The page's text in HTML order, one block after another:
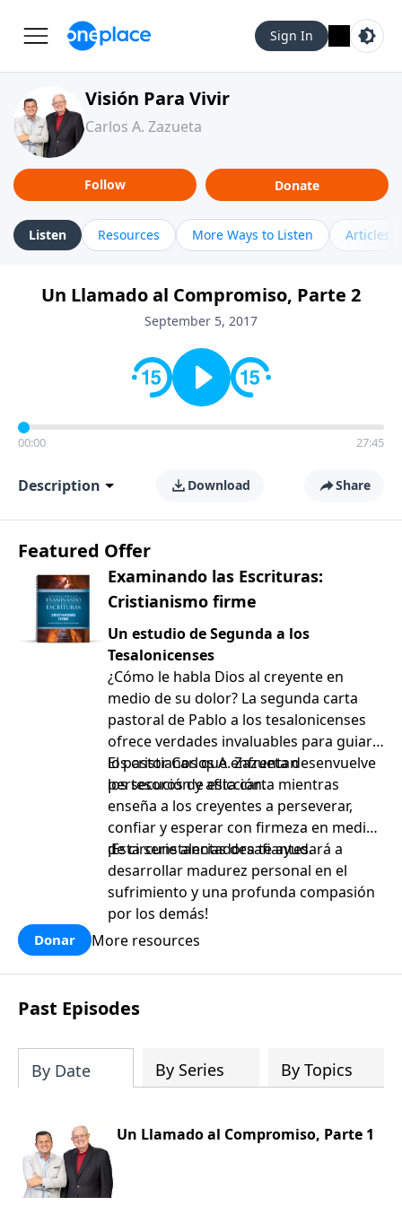
Sign In
Visión Para Vivir
Carlos A. Zazueta
Follow Donate
Listen Resources More Ways to Listen Articles
Un Llamado al Compromiso, Parte 2
September 5, 2017
00:00 27:45
Description Download Share
Featured Offer
Examinando las Escrituras:
Cristianismo firme
Un estudio de Segunda a los
Tesalonicenses
¿Cómo le habla Dios al creyente en
medio de su dolor? La segunda carta
pastoral de Pablo a los tesalonicenses
ofrece verdades invaluables para guiar a
los cristianos que enfrentan
persecución y aflicción.
El pastor Carlos A. Zazueta desenvuelve
los tesoros de esta carta mientras
enseña a los creyentes a perseverar,
confiar y esperar con firmeza en medio
de circunstancias desafiantes.
¡Esta serie alentadora te ayudará a
desarrollar madurez personal en el
sufrimiento y una profunda compasión
por los demás!
Donar More resources
Past Episodes
By Date By Series By Topics
Un Llamado al Compromiso, Parte 1